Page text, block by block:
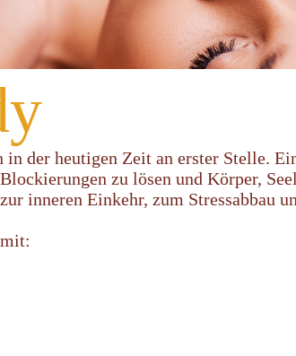
in der heutigen Zeit an erster Stelle.
zu lösen und Körper,
inneren Einkehr, zum Stressabbau